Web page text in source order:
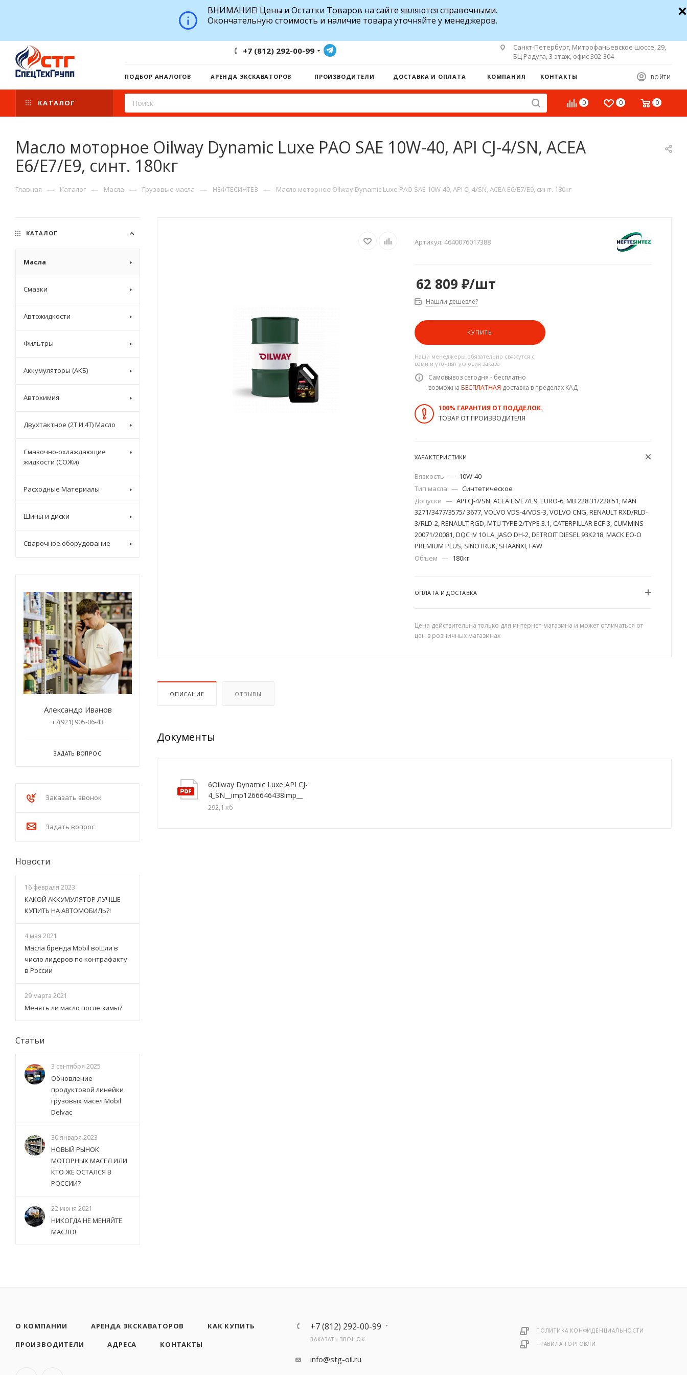
ВНИМАНИЕ! Цены и Остатки Товаров на сайте являются справочными.
Окончательную стоимость и наличие товара уточняйте у менеджеров.
+7 (812) 292-00-99
Санкт-Петербург, Митрофаньевское шоссе, 29,
БЦ Радуга, 3 этаж, офис 302-304
ВОЙТИ
ПОДБОР АНАЛОГОВ АРЕНДА ЭКСКАВАТОРОВ ПРОИЗВОДИТЕЛИ ДОСТАВКА И ОПЛАТА КОМПАНИЯ КОНТАКТЫ
0 0 0
КАТАЛОГ
Масло моторное Oilway Dynamic Luxe PAO SAE 10W-40, API CJ-4/SN, ACEA
E6/E7/E9, синт. 180кг
Главная — Каталог — Масла — Грузовые масла — НЕФТЕСИНТЕЗ — Масло моторное Oilway Dynamic Luxe PAO SAE 10W-40, API CJ-4/SN, ACEA E6/E7/E9, синт. 180кг
Артикул: 4640076017388
62 809 ₽/шт
Нашли дешевле?
КУПИТЬ
Наши менеджеры обязательно свяжутся с
вами и уточнят условия заказа
Самовывоз сегодня - бесплатно
возможна БЕСПЛАТНАЯ доставка в пределах КАД
100% ГАРАНТИЯ ОТ ПОДДЕЛОК.
ТОВАР ОТ ПРОИЗВОДИТЕЛЯ
ХАРАКТЕРИСТИКИ
Вязкость — 10W-40
Тип масла — Синтетическое
Допуски — API CJ-4/SN, ACEA E6/E7/E9, EURO-6, MB 228.31/228.51, MAN
3271/3477/3575/ 3677, VOLVO VDS-4/VDS-3, VOLVO CNG, RENAULT RXD/RLD-
3/RLD-2, RENAULT RGD, MTU TYPE 2/TYPE 3.1, CATERPILLAR ECF-3, CUMMINS
20071/20081, DQC IV 10 LA, JASO DH-2, DETROIT DIESEL 93K218, MACK EO-O
PREMIUM PLUS, SINOTRUK, SHAANXI, FAW
Объем — 180кг
ОПЛАТА И ДОСТАВКА
Цена действительна только для интернет-магазина и может отличаться от
цен в розничных магазинах
ОПИСАНИЕ ОТЗЫВЫ
Документы
6Oilway Dynamic Luxe API CJ-
4_SN__imp1266646438imp__
292,1 кб
КАТАЛОГ
Масла
Смазки
Автожидкости
Фильтры
Аккумуляторы (АКБ)
Автохимия
Двухтактное (2T И 4T) Масло
Смазочно-охлаждающие
жидкости (СОЖи)
Расходные Материалы
Шины и диски
Сварочное оборудование
Александр Иванов
+7(921) 905-06-43
ЗАДАТЬ ВОПРОС
Заказать звонок
Задать вопрос
Новости
16 февраля 2023
КАКОЙ АККУМУЛЯТОР ЛУЧШЕ
КУПИТЬ НА АВТОМОБИЛЬ?!
4 мая 2021
Масла бренда Mobil вошли в
число лидеров по контрафакту
в России
29 марта 2021
Менять ли масло после зимы?
Статьи
3 сентября 2025
Обновление
продуктовой линейки
грузовых масел Mobil
Delvac
30 января 2023
НОВЫЙ РЫНОК
МОТОРНЫХ МАСЕЛ ИЛИ
КТО ЖЕ ОСТАЛСЯ В
РОССИИ?
22 июня 2021
НИКОГДА НЕ МЕНЯЙТЕ
МАСЛО!
О КОМПАНИИ АРЕНДА ЭКСКАВАТОРОВ
КАК КУПИТЬ
ПРОИЗВОДИТЕЛИ
АДРЕСА КОНТАКТЫ
+7 (812) 292-00-99
ЗАКАЗАТЬ ЗВОНОК
info@stg-oil.ru
ПОЛИТИКА КОНФИДЕНЦИАЛЬНОСТИ
ПРАВИЛА ТОРГОВЛИ